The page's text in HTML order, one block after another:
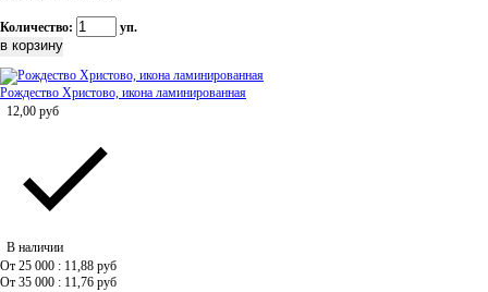
Количество: уп.
Рождество Христово, икона ламинированная
12,00 руб
В наличии
От 25 000 : 11,88 руб
От 35 000 : 11,76 руб